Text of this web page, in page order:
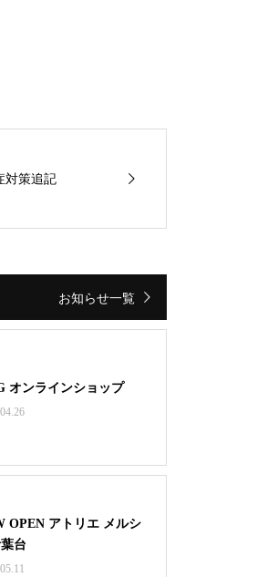
対策追記
お知らせ一覧
オンラインショップ
OPEN アトリエ メルシ
台